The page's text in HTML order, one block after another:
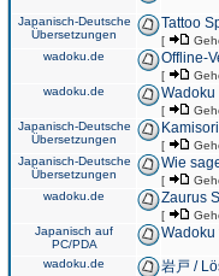
Japanisch-Deutsche
Übersetzungen
Tattoo
[
wadoku.de Offline-
[
wadoku.de
[
Japanisch-Deutsche
Übersetzungen
[
Japanisch-Deutsche
Übersetzungen
Wie
[
wadoku.de Zaurus
[
Japanisch auf
PC/PDA
Wadoku
wadoku.de 岩戸 /